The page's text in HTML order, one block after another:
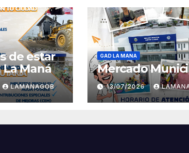
de estar
Maná
LAMANAGOB
GAD LA MANA
Mercado
13/07/2026